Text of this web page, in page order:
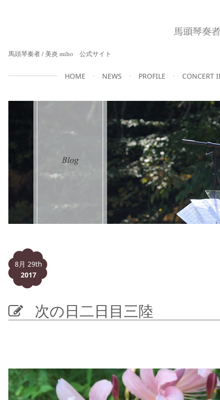
馬頭琴奏者 / 美炎 miho 公式サイト
HOME NEWS PROFILE CONCERT
8月 29th
2017
次の日二日目三陸